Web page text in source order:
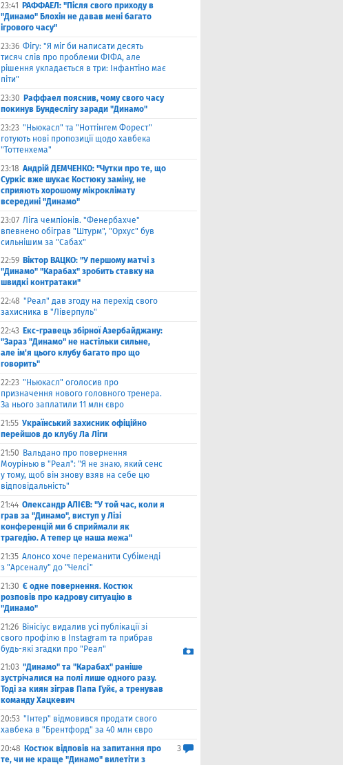
23:41
РАФФАЕЛ: "Після свого приходу в
"Динамо" Блохін не давав мені багато
ігрового часу"
23:36 Фігу: "Я міг би написати десять
тисяч слів про проблеми ФІФА, але
рішення укладається в три: Інфантіно має
піти"
23:30 Раффаел пояснив, чому свого часу
покинув Бундеслігу заради "Динамо"
23:23 "Ньюкасл" та "Ноттінгем Форест"
готують нові пропозиції щодо хавбека
"Тоттенхема"
23:18 Андрій ДЕМЧЕНКО: "Чутки про те, що
Суркіс вже шукає Костюку заміну, не
сприяють хорошому мікроклімату
всередині "Динамо"
23:07 Ліга чемпіонів. "Фенербахче"
впевнено обіграв "Штурм", "Орхус" був
сильнішим за "Сабах"
22:59 Віктор ВАЦКО: "У першому матчі з
"Динамо" "Карабах" зробить ставку на
швидкі контратаки"
22:48 "Реал" дав згоду на перехід свого
захисника в "Ліверпуль"
22:43 Екс-гравець збірної Азербайджану:
"Зараз "Динамо" не настільки сильне,
але ім'я цього клубу багато про що
говорить"
22:23 "Ньюкасл" оголосив про
призначення нового головного тренера.
За нього заплатили 11 млн євро
21:55 Український захисник офіційно
перейшов до клубу Ла Ліги
21:50 Вальдано про повернення
Моурінью в "Реал": "Я не знаю, який сенс
у тому, щоб він знову взяв на себе цю
відповідальність"
21:44 Олександр АЛІЄВ: "У той час, коли я
грав за "Динамо", виступ у Лізі
конференцій ми б сприймали як
трагедію. А тепер це наша межа"
21:35 Алонсо хоче переманити Субіменді
з "Арсеналу" до "Челсі"
21:30 Є одне повернення. Костюк
розповів про кадрову ситуацію в
"Динамо"
21:26 Вінісіус видалив усі публікації зі
свого профілю в Instagram та прибрав
будь-які згадки про "Реал"
21:03 "Динамо" та "Карабах" раніше
зустрічалися на полі лише одного разу.
Тоді за киян зіграв Папа Гуйє, а тренував
команду Хацкевич
20:53 "Інтер" відмовився продати свого
хавбека в "Брентфорд" за 40 млн євро
20:48 Костюк відповів на запитання про
те, чи не краще "Динамо" вилетіти з
3